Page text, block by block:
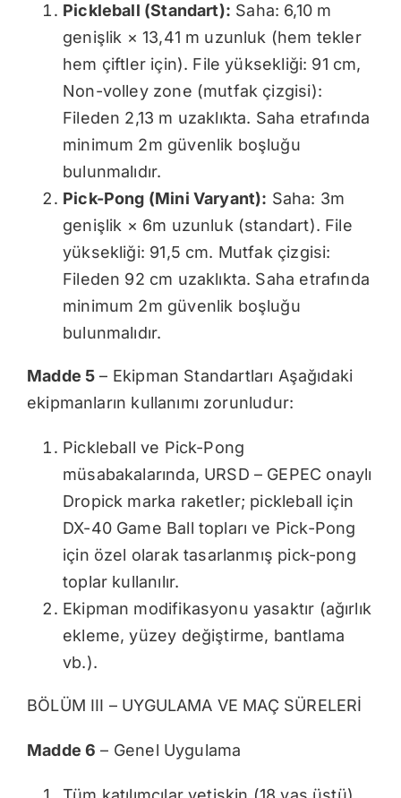
Pickleball (Standart): Saha: 6,10 m
genişlik × 13,41 m uzunluk (hem tekler
hem çiftler için). File yüksekliği: 91 cm,
Non-volley zone (mutfak çizgisi):
Fileden 2,13 m uzaklıkta. Saha etrafında
minimum 2m güvenlik boşluğu
bulunmalıdır.
Pick-Pong (Mini Varyant): Saha: 3m
genişlik × 6m uzunluk (standart). File
yüksekliği: 91,5 cm. Mutfak çizgisi:
Fileden 92 cm uzaklıkta. Saha etrafında
minimum 2m güvenlik boşluğu
bulunmalıdır.
Madde 5 – Ekipman Standartları Aşağıdaki
ekipmanların kullanımı zorunludur:
Pickleball ve Pick-Pong
müsabakalarında, URSD – GEPEC onaylı
Dropick marka raketler; pickleball için
DX-40 Game Ball topları ve Pick-Pong
için özel olarak tasarlanmış pick-pong
toplar kullanılır.
Ekipman modifikasyonu yasaktır (ağırlık
ekleme, yüzey değiştirme, bantlama
vb.).
BÖLÜM III – UYGULAMA VE MAÇ SÜRELERİ
Madde 6 – Genel Uygulama